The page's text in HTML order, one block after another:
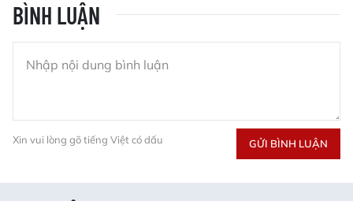
BÌNH LUẬN
Xin vui lòng gõ tiếng Việt có dấu GỬI BÌNH LUẬN